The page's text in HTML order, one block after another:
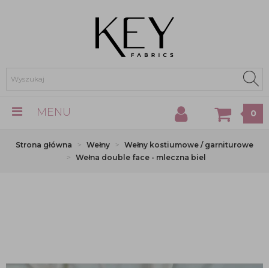
MENU 0
Strona główna Wełny
Wełny kostiumowe / garniturowe
Wełna double face - mleczna biel